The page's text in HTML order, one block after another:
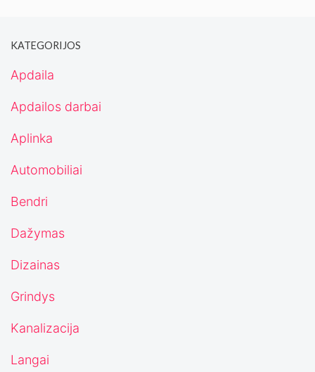
KATEGORIJOS
Apdaila
Apdailos darbai
Aplinka
Automobiliai
Bendri
Dažymas
Dizainas
Grindys
Kanalizacija
Langai